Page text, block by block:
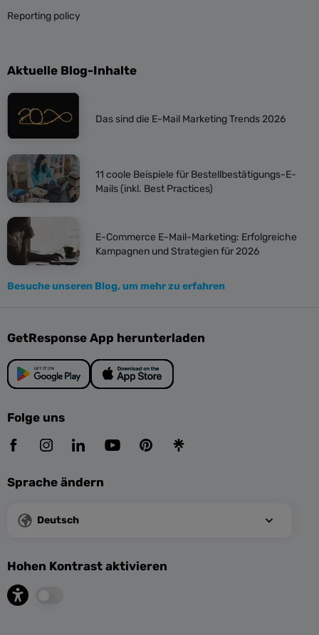
Reporting policy
Aktuelle Blog-Inhalte
Das sind die E-Mail Marketing Trends 2026
11 coole Beispiele für Bestellbestätigungs-E-
Mails (inkl. Best Practices)
E-Commerce E-Mail-Marketing: Erfolgreiche
Kampagnen und Strategien für 2026
Besuche unseren Blog, um mehr zu erfahren
GetResponse App herunterladen
Folge uns
Sprache ändern
Deutsch
Hohen Kontrast aktivieren